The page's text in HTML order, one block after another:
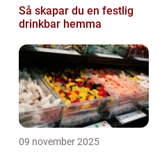
Så skapar du en festlig
drinkbar hemma
09 november 2025